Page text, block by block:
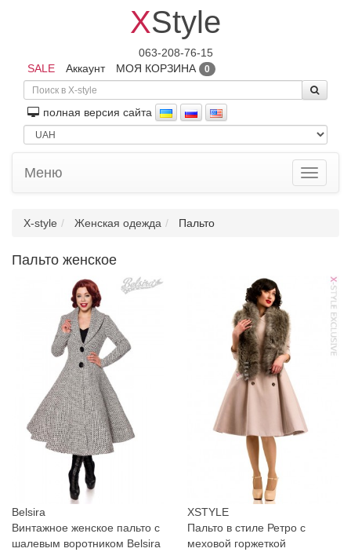
XStyle
063-208-76-15
SALE
Аккаунт МОЯ КОРЗИНА 0
полная версия сайта
Toggle
Меню
X-style Женская одежда Пальто
Пальто женское
Belsira
Винтажное женское пальто с
шалевым воротником Belsira
XSTYLE
Пальто в стиле Ретро с
меховой горжеткой